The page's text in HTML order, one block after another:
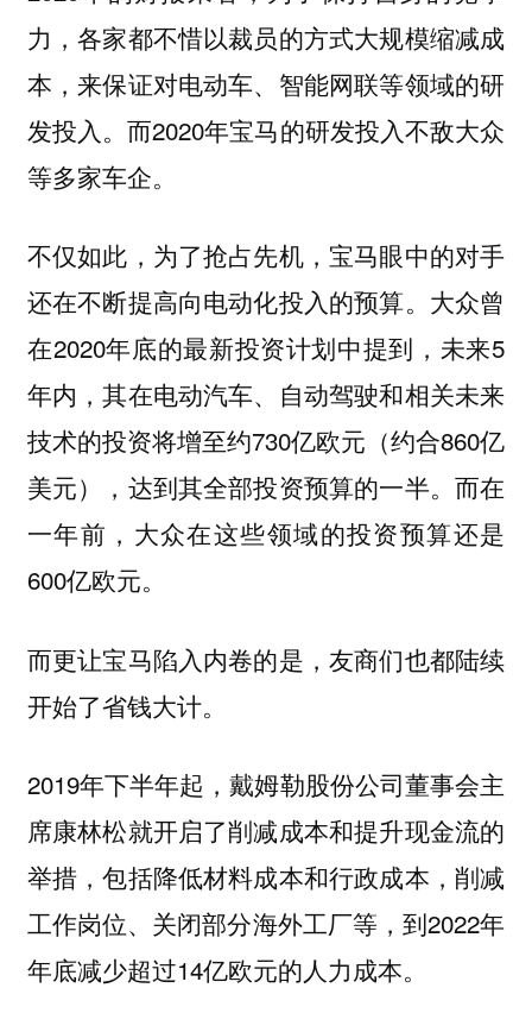
力，各家都不惜以裁员的方式大规模缩减成
本，来保证对电动车、智能网联等领域的研
发投入。而2020年宝马的研发投入不敌大众
等多家车企。
不仅如此，为了抢占先机，宝马眼中的对手
还在不断提高向电动化投入的预算。大众曾
在2020年底的最新投资计划中提到，未来5
年内，其在电动汽车、自动驾驶和相关未来
技术的投资将增至约730亿欧元（约合860亿
美元），达到其全部投资预算的一半。而在
一年前，大众在这些领域的投资预算还是
600亿欧元。
而更让宝马陷入内卷的是，友商们也都陆续
开始了省钱大计。
2019年下半年起，戴姆勒股份公司董事会主
席康林松就开启了削减成本和提升现金流的
举措，包括降低材料成本和行政成本，削减
工作岗位、关闭部分海外工厂等，到2022年
年底减少超过14亿欧元的人力成本。